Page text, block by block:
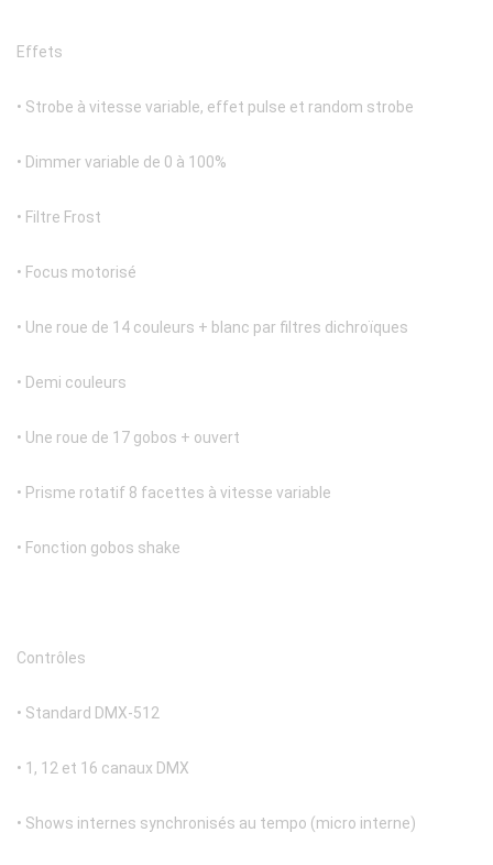
Effets
• Strobe à vitesse variable, effet pulse et random strobe
• Dimmer variable de 0 à 100%
• Filtre Frost
• Focus motorisé
• Une roue de 14 couleurs + blanc par filtres dichroïques
• Demi couleurs
• Une roue de 17 gobos + ouvert
• Prisme rotatif 8 facettes à vitesse variable
• Fonction gobos shake
Contrôles
• Standard DMX-512
• 1, 12 et 16 canaux DMX
• Shows internes synchronisés au tempo (micro interne)